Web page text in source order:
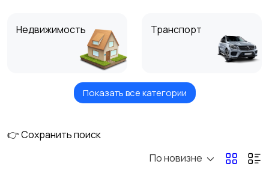
Недвижимость Транспорт
Вакансии
Показать все категории
👉 Сохранить поиск
По новизне